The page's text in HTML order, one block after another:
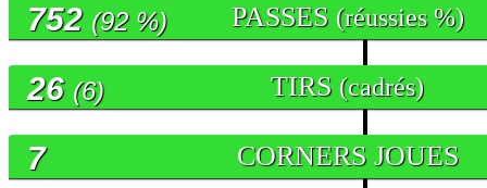
PASSES (réussies %)
752 (92 %)
TIRS (cadrés)
26 (6)
CORNERS JOUES
7